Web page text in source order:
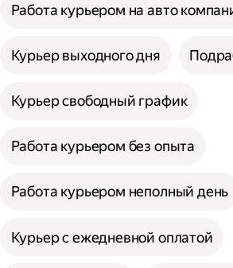
Работа курьером на авто
Курьер выходного дня
Курьер свободный график
Работа курьером без опыта
Работа курьером неполный день
Курьер с ежедневной оплатой